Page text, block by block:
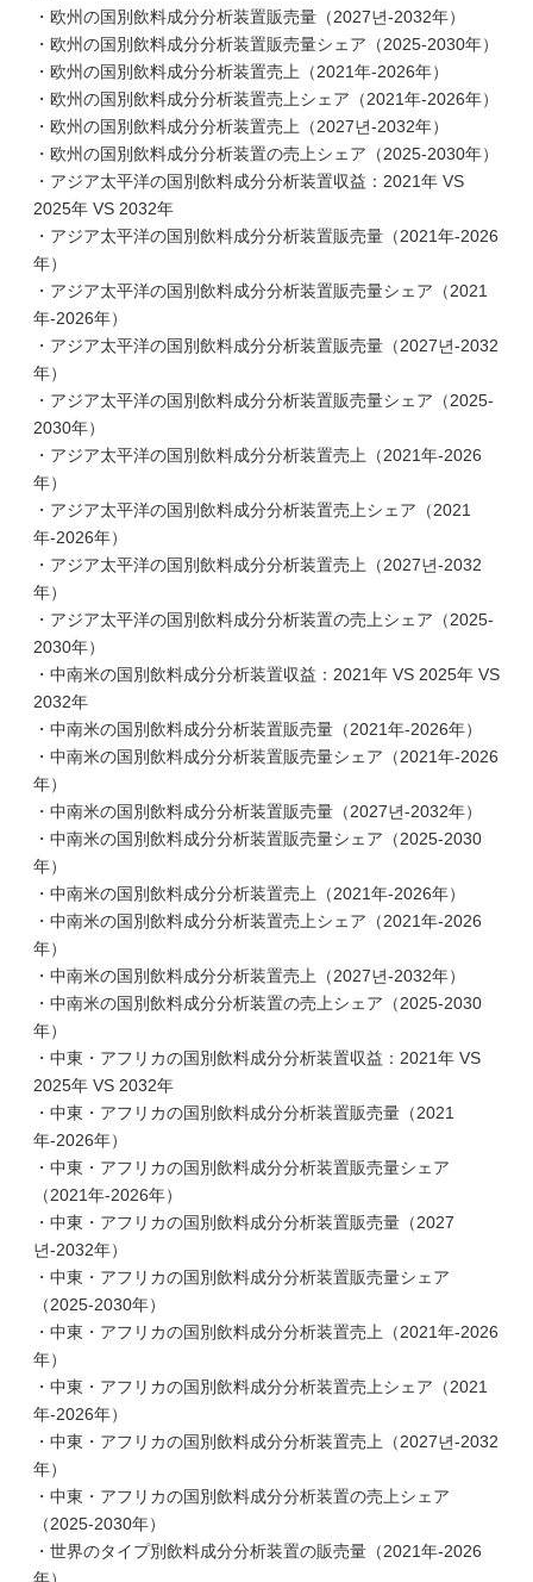
・欧州の国別飲料成分分析装置販売量（2027년-2032年）
・欧州の国別飲料成分分析装置販売量シェア（2025-2030年）
・欧州の国別飲料成分分析装置売上（2021年-2026年）
・欧州の国別飲料成分分析装置売上シェア（2021年-2026年）
・欧州の国別飲料成分分析装置売上（2027년-2032年）
・欧州の国別飲料成分分析装置の売上シェア（2025-2030年）
・アジア太平洋の国別飲料成分分析装置収益：2021年 VS
2025年 VS 2032年
・アジア太平洋の国別飲料成分分析装置販売量（2021年-2026
年）
・アジア太平洋の国別飲料成分分析装置販売量シェア（2021
年-2026年）
・アジア太平洋の国別飲料成分分析装置販売量（2027년-2032
年）
・アジア太平洋の国別飲料成分分析装置販売量シェア（2025-
2030年）
・アジア太平洋の国別飲料成分分析装置売上（2021年-2026
年）
・アジア太平洋の国別飲料成分分析装置売上シェア（2021
年-2026年）
・アジア太平洋の国別飲料成分分析装置売上（2027년-2032
年）
・アジア太平洋の国別飲料成分分析装置の売上シェア（2025-
2030年）
・中南米の国別飲料成分分析装置収益：2021年 VS 2025年 VS
2032年
・中南米の国別飲料成分分析装置販売量（2021年-2026年）
・中南米の国別飲料成分分析装置販売量シェア（2021年-2026
年）
・中南米の国別飲料成分分析装置販売量（2027년-2032年）
・中南米の国別飲料成分分析装置販売量シェア（2025-2030
年）
・中南米の国別飲料成分分析装置売上（2021年-2026年）
・中南米の国別飲料成分分析装置売上シェア（2021年-2026
年）
・中南米の国別飲料成分分析装置売上（2027년-2032年）
・中南米の国別飲料成分分析装置の売上シェア（2025-2030
年）
・中東・アフリカの国別飲料成分分析装置収益：2021年 VS
2025年 VS 2032年
・中東・アフリカの国別飲料成分分析装置販売量（2021
年-2026年）
・中東・アフリカの国別飲料成分分析装置販売量シェア
（2021年-2026年）
・中東・アフリカの国別飲料成分分析装置販売量（2027
년-2032年）
・中東・アフリカの国別飲料成分分析装置販売量シェア
（2025-2030年）
・中東・アフリカの国別飲料成分分析装置売上（2021年-2026
年）
・中東・アフリカの国別飲料成分分析装置売上シェア（2021
年-2026年）
・中東・アフリカの国別飲料成分分析装置売上（2027년-2032
年）
・中東・アフリカの国別飲料成分分析装置の売上シェア
（2025-2030年）
・世界のタイプ別飲料成分分析装置の販売量（2021年-2026